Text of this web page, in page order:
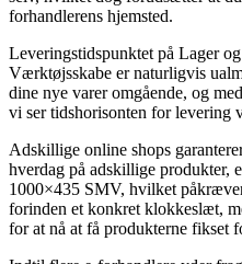
forhandlerens hjemsted.
Leveringstidspunktet på Lager
Værktøjsskabe er naturligvis
dine nye varer omgående, og
vi ser tidshorisonten for levering
Adskillige online shops
hverdag på adskillige
1000×435 SMV, hvilket
forinden et konkret klokkeslæt,
for at nå at få produkterne fikset